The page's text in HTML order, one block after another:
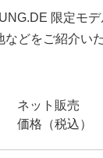
限定モデ
どをご紹介い
ネット販売
価格（税込）